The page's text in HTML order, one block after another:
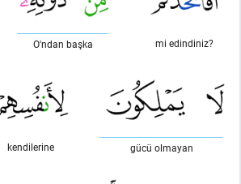
mi edindiniz?
O'ndan başka
gücü olmayan
kendilerine